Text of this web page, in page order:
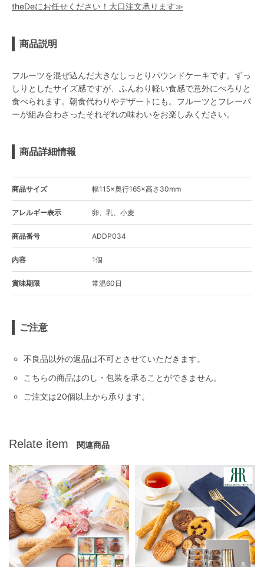
theDeにお任せください！大口注文承ります≫
商品説明
フルーツを混ぜ込んだ大きなしっとりパウンドケーキです。ずっ
しりとしたサイズ感ですが、ふんわり軽い食感で意外にぺろりと
食べられます。朝食代わりやデザートにも。フルーツとフレーバ
ーが組み合わさったそれぞれの味わいをお楽しみください。
商品詳細情報
商品サイズ 幅115×奥行165×高さ30mm
アレルギー表示 卵、乳、小麦
商品番号 ADDP034
内容 1個
賞味期限 常温60日
ご注意
不良品以外の返品は不可とさせていただきます。
こちらの商品はのし・包装を承ることができません。
ご注文は20個以上から承ります。
Relate item 関連商品